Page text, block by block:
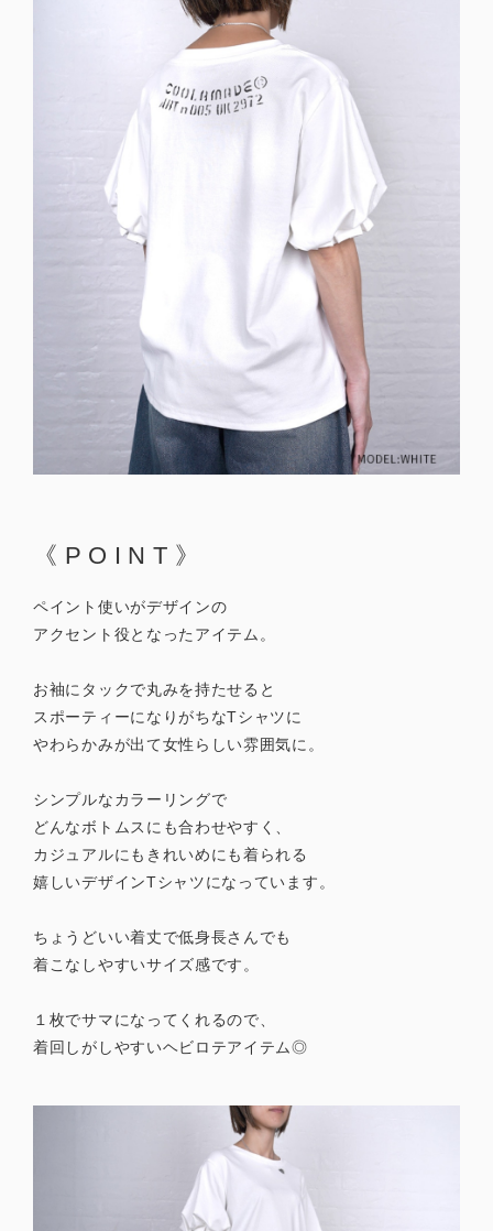
《POINT》
ペイント使いがデザインの
アクセント役となったアイテム。
お袖にタックで丸みを持たせると
スポーティーになりがちなTシャツに
やわらかみが出て女性らしい雰囲気に。
シンプルなカラーリングで
どんなボトムスにも合わせやすく、
カジュアルにもきれいめにも着られる
嬉しいデザインTシャツになっています。
ちょうどいい着丈で低身長さんでも
着こなしやすいサイズ感です。
１枚でサマになってくれるので、
着回しがしやすいヘビロテアイテム◎